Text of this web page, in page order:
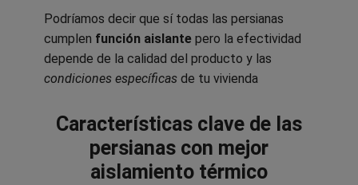
Podríamos decir que sí todas las persianas
cumplen función aislante pero la efectividad
depende de la calidad del producto y las
condiciones específicas de tu vivienda
Características clave de las
persianas con mejor
aislamiento térmico